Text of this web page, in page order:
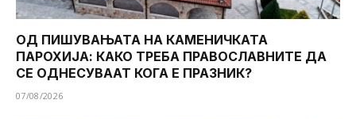
ОД ПИШУВАЊАТА НА КАМЕНИЧКАТА
ПАРОХИЈА: КАКО ТРЕБА ПРАВОСЛАВНИТЕ ДА
СЕ ОДНЕСУВААТ КОГА Е ПРАЗНИК?
07/08/2026